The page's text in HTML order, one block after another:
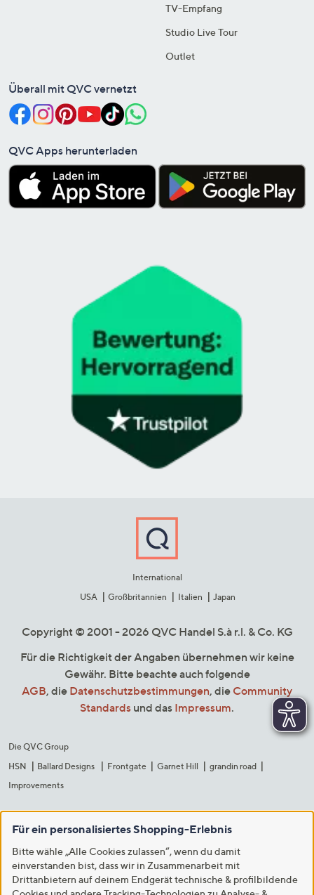
TV-Empfang
Studio Live Tour
Outlet
Überall mit QVC vernetzt
QVC Apps herunterladen
International
USA
Großbritannien Italien Japan
Copyright © 2001 - 2026 QVC Handel S.à r.l. & Co. KG
Für die Richtigkeit der Angaben übernehmen wir keine
Gewähr. Bitte beachte auch folgende
AGB, die Datenschutzbestimmungen, die Community
Standards und das Impressum.
Die QVC Group
HSN
Ballard Designs Frontgate Garnet Hill
grandin road
Improvements
Für ein personalisiertes Shopping-Erlebnis
Bitte wähle „Alle Cookies zulassen“, wenn du damit
einverstanden bist, dass wir in Zusammenarbeit mit
Drittanbietern auf deinem Endgerät technische & profilbildende